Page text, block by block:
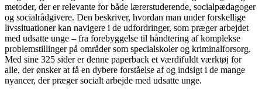
metoder, der er relevante for både lærerstuderende, socialpædagoger
og socialrådgivere. Den beskriver, hvordan man under forskellige
livssituationer kan navigere i de udfordringer, som præger arbejdet
med udsatte unge – fra forebyggelse til håndtering af komplekse
problemstillinger på områder som specialskoler og kriminalforsorg.
Med sine 325 sider er denne paperback et værdifuldt værktøj for
alle, der ønsker at få en dybere forståelse af og indsigt i de mange
nyancer, der præger socialt arbejde med udsatte unge.